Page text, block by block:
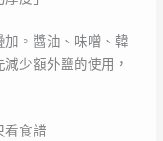
。醬油、味噌、韓
少額外鹽的使用，
看食譜